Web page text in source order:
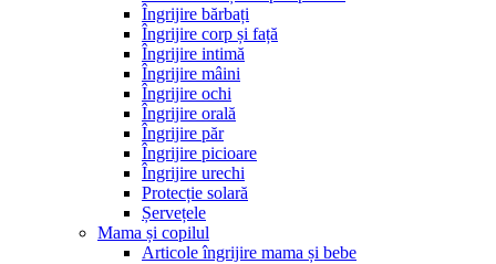
Îngrijire bărbați
Îngrijire corp și față
Îngrijire intimă
Îngrijire mâini
Îngrijire ochi
Îngrijire orală
Îngrijire păr
Îngrijire picioare
Îngrijire urechi
Protecție solară
Șervețele
Mama și copilul
Articole îngrijire mama și bebe